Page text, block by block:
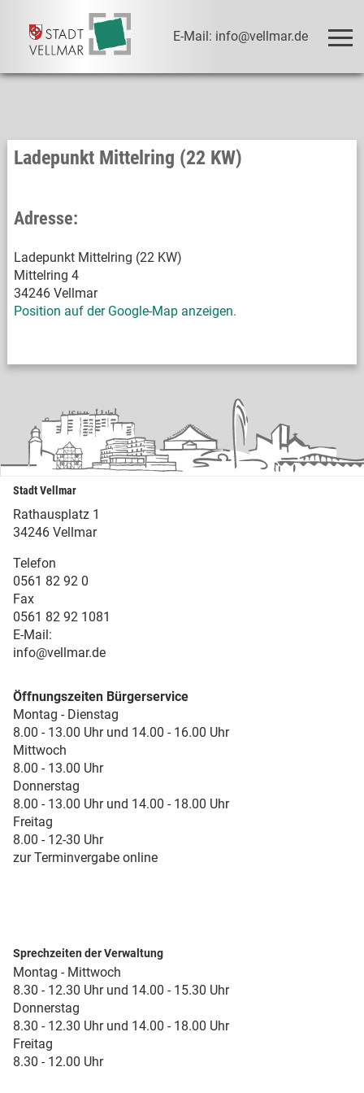
E-Mail: info@vellmar.de
Ladepunkt Mittelring (22 KW)
Adresse:
Ladepunkt Mittelring (22 KW)
Mittelring 4
34246 Vellmar
Position auf der Google-Map anzeigen.
Stadt Vellmar
Rathausplatz 1
34246 Vellmar
Telefon
0561 82 92 0
Fax
0561 82 92 1081
E-Mail:
info@vellmar.de
Öffnungszeiten Bürgerservice
Montag - Dienstag
8.00 - 13.00 Uhr und 14.00 - 16.00 Uhr
Mittwoch
8.00 - 13.00 Uhr
Donnerstag
8.00 - 13.00 Uhr und 14.00 - 18.00 Uhr
Freitag
8.00 - 12-30 Uhr
zur Terminvergabe online
Sprechzeiten der Verwaltung
Montag - Mittwoch
8.30 - 12.30 Uhr und 14.00 - 15.30 Uhr
Donnerstag
8.30 - 12.30 Uhr und 14.00 - 18.00 Uhr
Freitag
8.30 - 12.00 Uhr